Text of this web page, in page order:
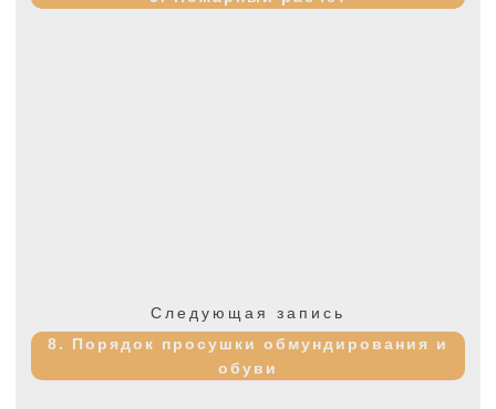
Следующая запись
запись:
8. Порядок просушки обмундирования и
обуви